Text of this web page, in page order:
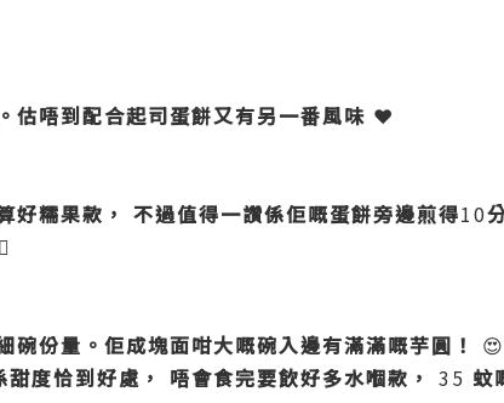
估唔到配合起司蛋餅又有另一番風味 ❤️
好糯果款， 不過值得一讚係佢嘅蛋餅旁邊煎得10
碗份量。佢成塊面咁大嘅碗入邊有滿滿嘅芋圓！
度恰到好處， 唔會食完要飲好多水嗰款， 35 蚊